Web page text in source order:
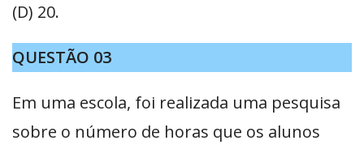
(D) 20.
QUESTÃO 03
Em uma escola, foi realizada uma pesquisa
sobre o número de horas que os alunos